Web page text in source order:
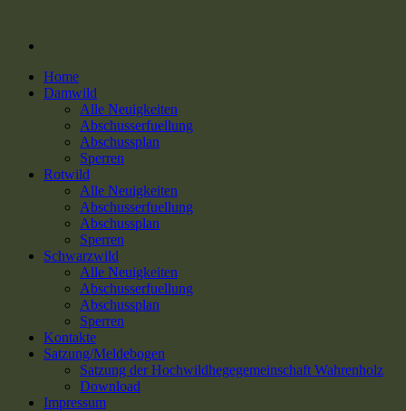
Home
Damwild
Alle Neuigkeiten
Abschusserfuellung
Abschussplan
Sperren
Rotwild
Alle Neuigkeiten
Abschusserfuellung
Abschussplan
Sperren
Schwarzwild
Alle Neuigkeiten
Abschusserfuellung
Abschussplan
Sperren
Kontakte
Satzung/Meldebogen
Satzung der Hochwildhegegemeinschaft Wahrenholz
Download
Impressum